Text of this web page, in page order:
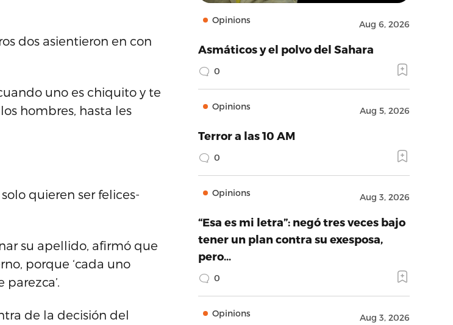
dos asientieron en con
uno es chiquito y te
hombres, hasta les
quieren ser felices-
su apellido, afirmó que
porque ‘cada uno
de la decisión del
Opinions Aug 6, 2026
Asmáticos y el polvo del Sahara
0
Opinions Aug 5, 2026
Terror a las 10 AM
0
Opinions Aug 3, 2026
“Esa es mi letra”: negó tres veces bajo
tener un plan contra su exesposa,
pero…
0
Opinions Aug 3, 2026